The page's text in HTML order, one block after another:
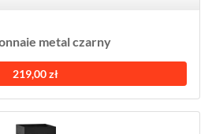
metal czarny
219,00 zł